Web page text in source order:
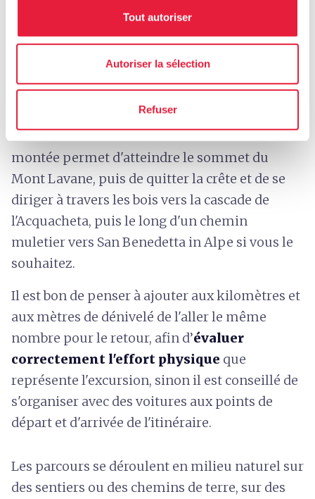
Tout autoriser
Autoriser la sélection
Refuser
prendre le sentierCAI°533
atteignons une altitude de 1 200 mètres près
de Pian Porcello, où se trouve lerefuge
Capanna del Partigianopour quelques
montée permet d'atteindre le sommet du
Mont Lavane, puis de quitter la crête et de se
diriger à travers les bois vers la cascade de
l'Acquacheta, puis le long d'un chemin
muletier vers San Benedetta in Alpe si vous le
souhaitez.
Il est bon de penser à ajouter aux kilomètres et
aux mètres de dénivelé de l'aller le même
nombre pour le retour, afin d’évaluer
correctement l'effort physique que
représente l'excursion, sinon il est conseillé de
s'organiser avec des voitures aux points de
départ et d'arrivée de l'itinéraire.
Les parcours se déroulent en milieu naturel sur
des sentiers ou des chemins de terre, sur des